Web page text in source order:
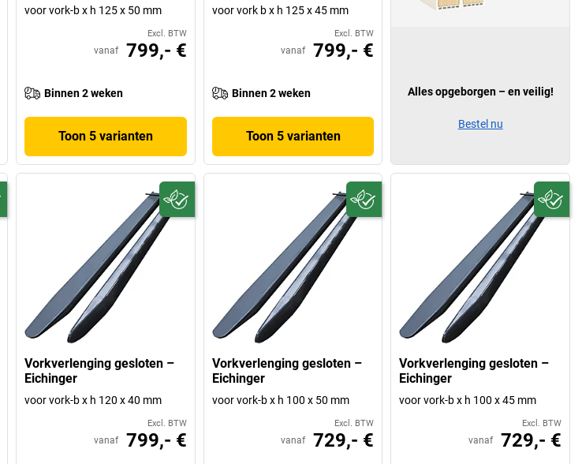
voor vork-b x h 125 x 50 mm
Excl. BTW
vanaf 799,- €
Binnen 2 weken
Toon 5 varianten
voor vork b x h 125 x 45 mm
Excl. BTW
vanaf 799,- €
Binnen 2 weken
Toon 5 varianten
Vorkverlenging gesloten –
Eichinger
voor vork-b x h 120 x 40 mm
Excl. BTW
vanaf 799,- €
Vorkverlenging gesloten –
Eichinger
voor vork-b x h 100 x 50 mm
Excl. BTW
vanaf 729,- €
Vorkverlenging gesloten –
Eichinger
voor vork-b x h 100 x 45 mm
Excl. BTW
vanaf 729,- €
Alles opgeborgen – en veilig!
Bestel nu